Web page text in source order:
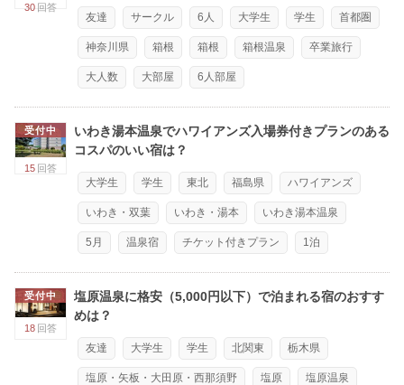
30 回答
友達 サークル 6人 大学生 学生 首都圏
神奈川県 箱根 箱根 箱根温泉 卒業旅行
大人数 大部屋 6人部屋
受付中
15 回答
いわき湯本温泉でハワイアンズ入場券付きプランのある
コスパのいい宿は？
大学生 学生 東北 福島県 ハワイアンズ
いわき・双葉 いわき・湯本 いわき湯本温泉
5月 温泉宿 チケット付きプラン 1泊
受付中
18 回答
塩原温泉に格安（5,000円以下）で泊まれる宿のおすす
めは？
友達 大学生 学生 北関東 栃木県
塩原・矢板・大田原・西那須野 塩原 塩原温泉